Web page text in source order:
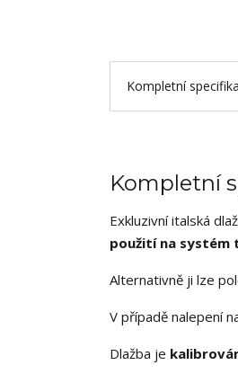
Kompletní
Kompletní
Exkluzivní italská
použití na systém
Alternativně ji lze
V případě nalepení
Dlažba je